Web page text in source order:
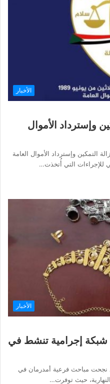
الأخبار
وإسترداد الأموال
التمكين وإسترداد الأموال العامة
للإجراءات التي أُتخذت…
الأخبار
إجرامية تنشط في
نجحت مباحث فرعية أمدرمان في
حيث توفرت…